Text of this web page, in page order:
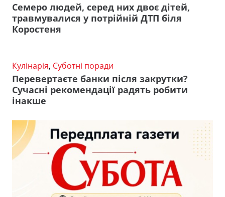
Семеро людей, серед них двоє дітей,
травмувалися у потрійній ДТП біля
Коростеня
Кулінарія, Суботні поради
Перевертаєте банки після закрутки?
Сучасні рекомендації радять робити
інакше